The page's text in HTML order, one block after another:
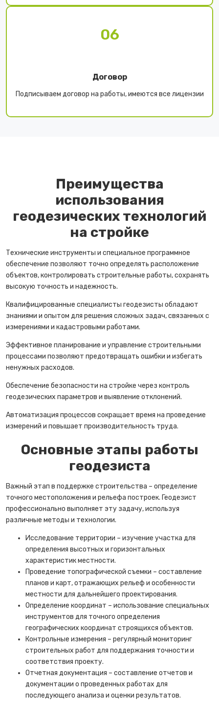
06
Договор
Подписываем договор на работы, имеются все лицензии
Преимущества
использования
геодезических технологий
на стройке
Технические инструменты и специальное программное
обеспечение позволяют точно определять расположение
объектов, контролировать строительные работы, сохранять
высокую точность и надежность.
Квалифицированные специалисты геодезисты обладают
знаниями и опытом для решения сложных задач, связанных с
измерениями и кадастровыми работами.
Эффективное планирование и управление строительными
процессами позволяют предотвращать ошибки и избегать
ненужных расходов.
Обеспечение безопасности на стройке через контроль
геодезических параметров и выявление отклонений.
Автоматизация процессов сокращает время на проведение
измерений и повышает производительность труда.
Основные этапы работы
геодезиста
Важный этап в поддержке строительства – определение
точного местоположения и рельефа построек. Геодезист
профессионально выполняет эту задачу, используя
различные методы и технологии.
Исследование территории – изучение участка для
определения высотных и горизонтальных
характеристик местности.
Проведение топографической съемки – составление
планов и карт, отражающих рельеф и особенности
местности для дальнейшего проектирования.
Определение координат – использование специальных
инструментов для точного определения
географических координат строящихся объектов.
Контрольные измерения – регулярный мониторинг
строительных работ для поддержания точности и
соответствия проекту.
Отчетная документация – составление отчетов и
документации о проведенных работах для
последующего анализа и оценки результатов.